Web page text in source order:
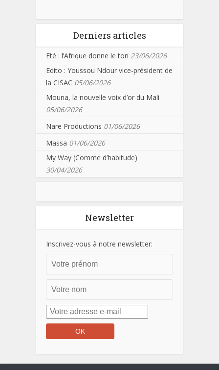
Derniers articles
Eté : l’Afrique donne le ton 23/06/2026
Edito : Youssou Ndour vice-président de
la CISAC 05/06/2026
Mouna, la nouvelle voix d’or du Mali
05/06/2026
Nare Productions 01/06/2026
Massa 01/06/2026
My Way (Comme d’habitude)
30/04/2026
Newsletter
Inscrivez-vous à notre newsletter: